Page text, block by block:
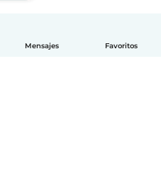
Mensajes Favoritos